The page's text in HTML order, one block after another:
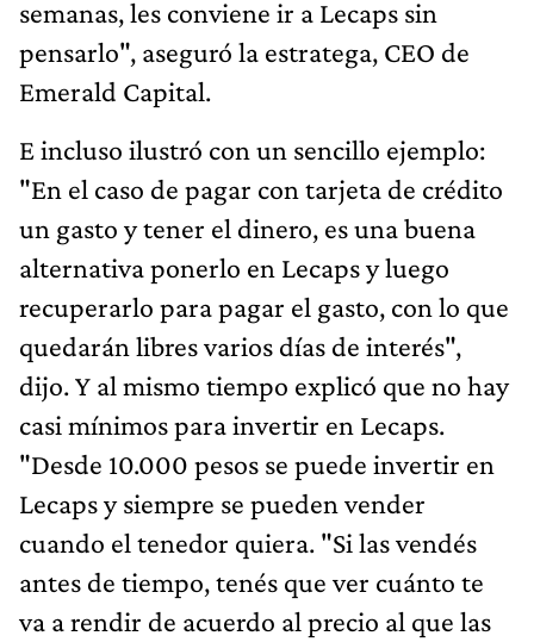
semanas, les conviene ir a Lecaps sin
pensarlo", aseguró la estratega, CEO de
Emerald Capital.
E incluso ilustró con un sencillo ejemplo:
"En el caso de pagar con tarjeta de crédito
un gasto y tener el dinero, es una buena
alternativa ponerlo en Lecaps y luego
recuperarlo para pagar el gasto, con lo que
quedarán libres varios días de interés",
dijo. Y al mismo tiempo explicó que no hay
casi mínimos para invertir en Lecaps.
"Desde 10.000 pesos se puede invertir en
Lecaps y siempre se pueden vender
cuando el tenedor quiera. "Si las vendés
antes de tiempo, tenés que ver cuánto te
va a rendir de acuerdo al precio al que las